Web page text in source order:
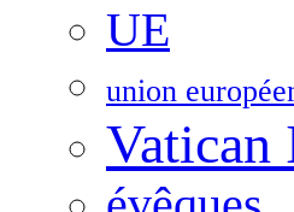
UE
union
Vatican